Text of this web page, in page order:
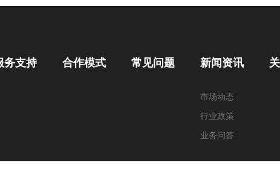
务支持 合作模式 常见问题 新闻资讯
市场动态
行业政策
业务问答